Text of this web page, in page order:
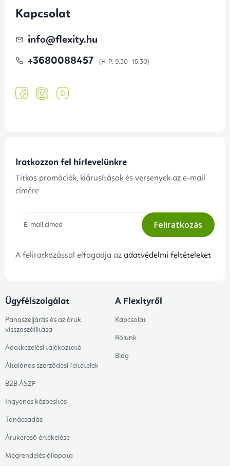
Kapcsolat
info@flexity.hu
+3680088457
Iratkozzon fel hírlevelünkre
Titkos promóciók, kiárusítások és versenyek az e-mail
címére
Feliratkozás
A feliratkozással elfogadja az adatvédelmi feltételeket
Ügyfélszolgálat
Panaszeljárás és az áruk
visszaszállítása
Adatkezelési tájékoztató
Általános szerződési feltételek
B2B ÁSZF
Ingyenes kézbesítés
Tanácsadás
Árukereső értékelése
Megrendelés állapota
A Flexityről
Kapcsolat
Rólunk
Blog